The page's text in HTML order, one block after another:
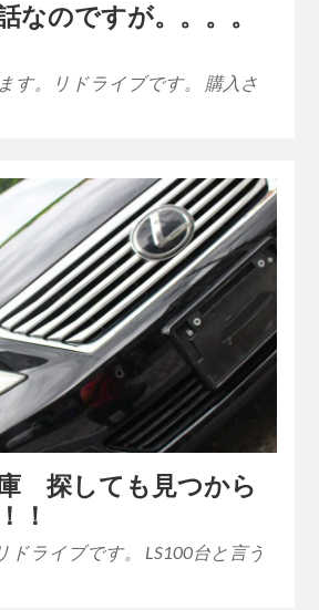
なのですが。。。。
す。リドライブです。 購入さ
探しても見つから
！
ドライブです。 LS100台と言う